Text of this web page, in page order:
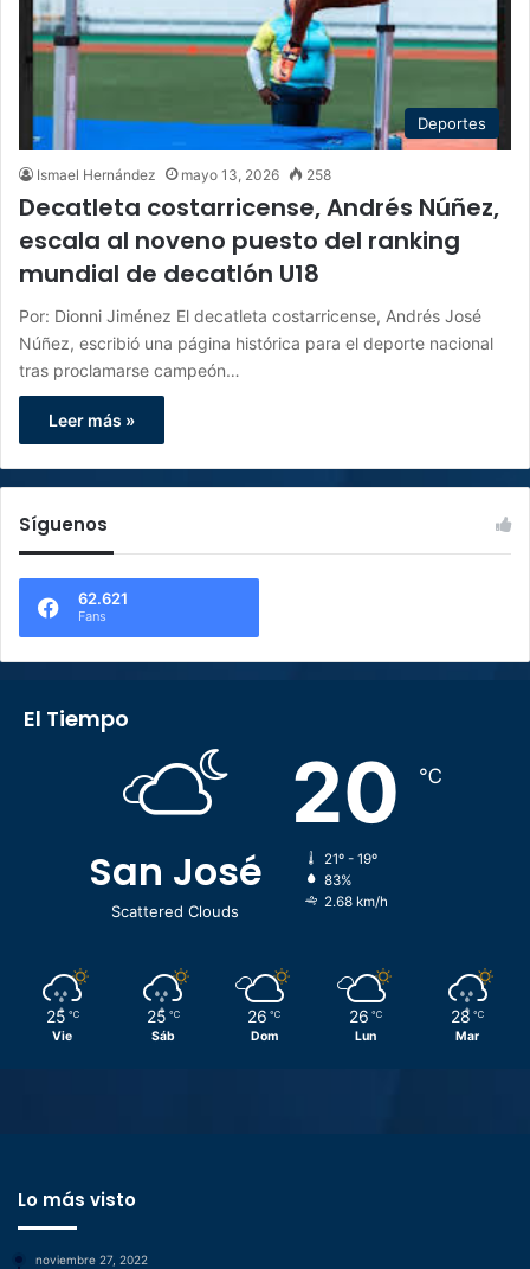
Deportes
Ismael Hernández mayo 13, 2026 258
Decatleta costarricense, Andrés Núñez,
escala al noveno puesto del ranking
mundial de decatlón U18
Por: Dionni Jiménez El decatleta costarricense, Andrés José
Núñez, escribió una página histórica para el deporte nacional
tras proclamarse campeón…
Leer más »
Síguenos
62.621
Fans
El Tiempo
San José
Scattered Clouds
20 ℃
21º - 19º
83%
2.68 km/h
25 ℃
Vie
25 ℃
Sáb
26 ℃
Dom
26 ℃
Lun
28 ℃
Mar
Lo más visto
noviembre 27, 2022